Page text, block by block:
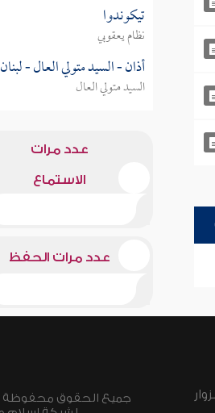
تيكوندوا
نظام يعقوبي
أذان - السيد متولي العال - لبنان
السيد متولي العال
عدد مرات
الاستماع
عدد مرات الحفظ